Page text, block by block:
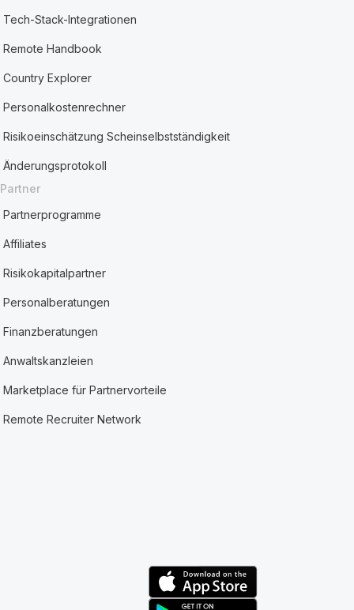
Tech-Stack-Integrationen
Remote Handbook
Country Explorer
Personalkostenrechner
Risikoeinschätzung Scheinselbstständigkeit
Änderungsprotokoll
Partner
Partnerprogramme
Affiliates
Risikokapitalpartner
Personalberatungen
Finanzberatungen
Anwaltskanzleien
Marketplace für Partnervorteile
Remote Recruiter Network